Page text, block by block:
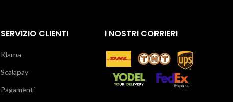
SERVIZIO CLIENTI
Klarna
Scalapay
Pagamenti
I NOSTRI CORRIERI